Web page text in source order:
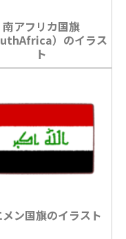
南アフリカ国旗
）のイラス
ト
ン国旗のイラスト